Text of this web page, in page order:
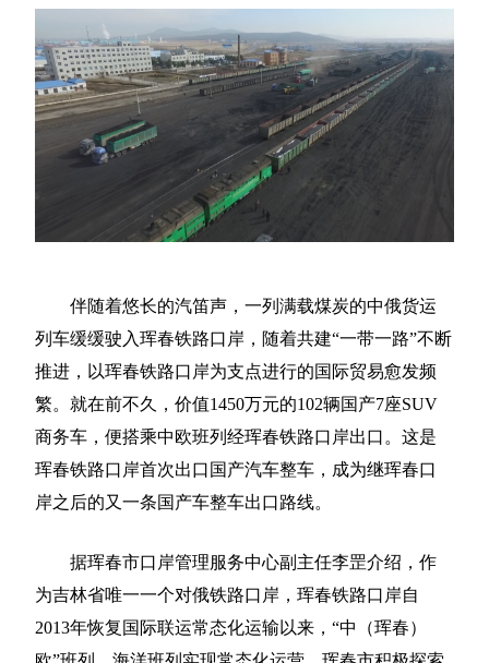
伴随着悠长的汽笛声，一列满载煤炭的中俄货运
列车缓缓驶入珲春铁路口岸，随着共建“一带一路”不断
推进，以珲春铁路口岸为支点进行的国际贸易愈发频
繁。就在前不久，价值1450万元的102辆国产7座SUV
商务车，便搭乘中欧班列经珲春铁路口岸出口。这是
珲春铁路口岸首次出口国产汽车整车，成为继珲春口
岸之后的又一条国产车整车出口路线。
据珲春市口岸管理服务中心副主任李罡介绍，作
为吉林省唯一一个对俄铁路口岸，珲春铁路口岸自
2013年恢复国际联运常态化运输以来，“中（珲春）